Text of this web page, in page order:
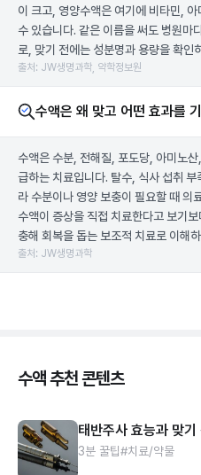
이 크고, 영양수액은 여기에 비타민,
수 있습니다. 같은 이름을 써도 병원마
로, 맞기 전에는 성분명과 용량을 확인
출처: JW생명과학, 약학정보원
수액은 왜 맞고 어떤 효과를
수액은 수분, 전해질, 포도당, 아미노
급하는 치료입니다. 탈수, 식사 섭취
라 수분이나 영양 보충이 필요할 때 의
수액이 증상을 직접 치료한다고 보기
충해 회복을 돕는 보조적 치료로 이해
출처: JW생명과학
수액 추천 콘텐츠
태반주사 효능과 맞기
3분 꿀팁#치료/약물